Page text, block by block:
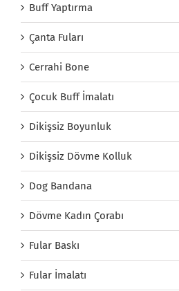
Buff Yaptırma
Çanta Fuları
Cerrahi Bone
Çocuk Buff İmalatı
Dikişsiz Boyunluk
Dikişsiz Dövme Kolluk
Dog Bandana
Dövme Kadın Çorabı
Fular Baskı
Fular İmalatı